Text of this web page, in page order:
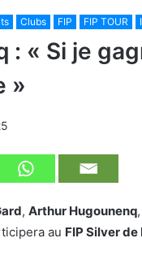
Clubs FIP FIP TOUR
« Si je
»
, Arthur Hugounenq
au FIP Silver de